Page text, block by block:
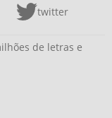
twitter
de letras e